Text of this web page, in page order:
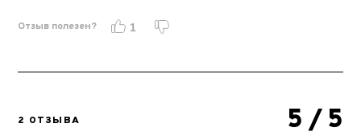
Отзыв полезен? 1
2 ОТЗЫВА 5 / 5